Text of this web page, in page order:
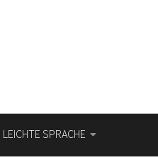
LEICHTE SPRACHE